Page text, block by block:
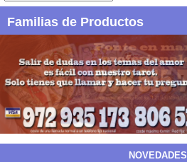
Familias de Productos
NOVEDADES